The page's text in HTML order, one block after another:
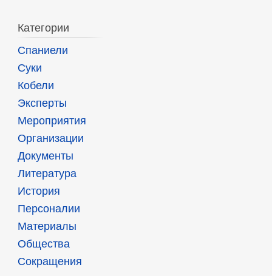
Категории
Спаниели
Суки
Кобели
Эксперты
Мероприятия
Организации
Документы
Литература
История
Персоналии
Материалы
Общества
Сокращения